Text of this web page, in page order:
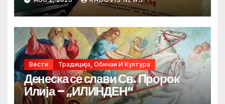
Вести Традиција, Обичаи И Култура
Денеска се слави Св. Пророк
Илија – „ИЛИНДЕН“